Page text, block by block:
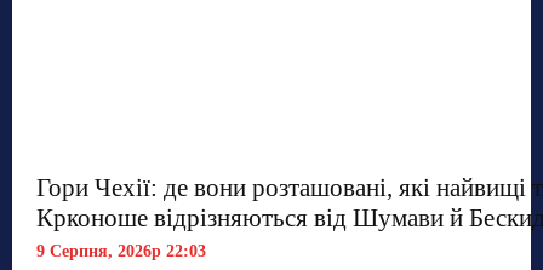
Гори Чехії: де вони розташовані, які найвищі
Крконоше відрізняються від Шумави й
9 Серпня, 2026р 22:03